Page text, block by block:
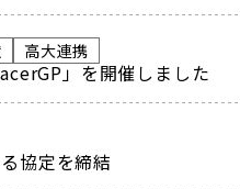
高大連携
」を開催しました
協定を締結